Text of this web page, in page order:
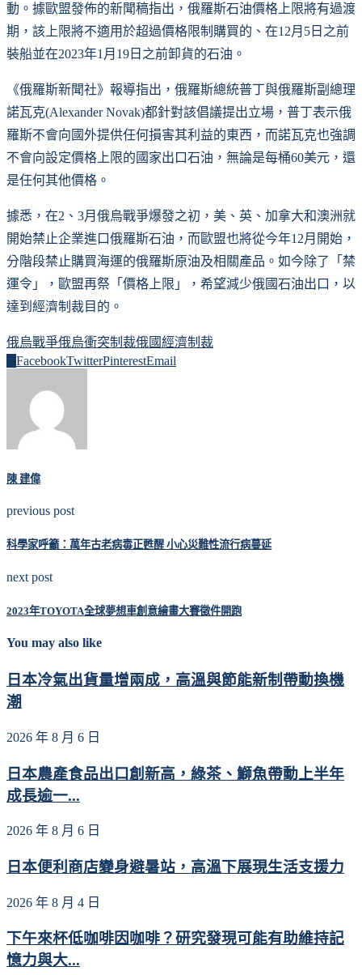
動。據歐盟發佈的新聞稿指出，俄羅斯石油價格上限將有過渡
期，該上限將不適用於超過價格限制購買的、在12月5日之前
裝船並在2023年1月19日之前卸貨的石油。
《俄羅斯新聞社》報導指出，俄羅斯總統普丁與俄羅斯副總理
諾瓦克(Alexander Novak)都針對該倡議提出立場，普丁表示俄
羅斯不會向國外提供任何損害其利益的東西，而諾瓦克也強調
不會向設定價格上限的國家出口石油，無論是每桶60美元，還
是任何其他價格。
據悉，在2、3月俄烏戰爭爆發之初，美、英、加拿大和澳洲就
開始禁止企業進口俄羅斯石油，而歐盟也將從今年12月開始，
分階段禁止購買海運的俄羅斯原油及相關產品。如今除了「禁
運令」，歐盟再祭「價格上限」，希望減少俄國石油出口，以
達到經濟制裁目的。
俄烏戰爭俄烏衝突制裁俄國經濟制裁
FacebookTwitterPinterestEmail
陳 建偉
previous post
科學家呼籲：萬年古老病毒正甦醒 小心災難性流行病蔓延
next post
2023年TOYOTA全球夢想車創意繪畫大賽徵件開跑
You may also like
日本冷氣出貨量增兩成，高溫與節能新制帶動換機
潮
2026 年 8 月 6 日
日本農產食品出口創新高，綠茶、鰤魚帶動上半年
成長逾一...
2026 年 8 月 6 日
日本便利商店變身避暑站，高溫下展現生活支援力
2026 年 8 月 4 日
下午來杯低咖啡因咖啡？研究發現可能有助維持記
憶力與大...